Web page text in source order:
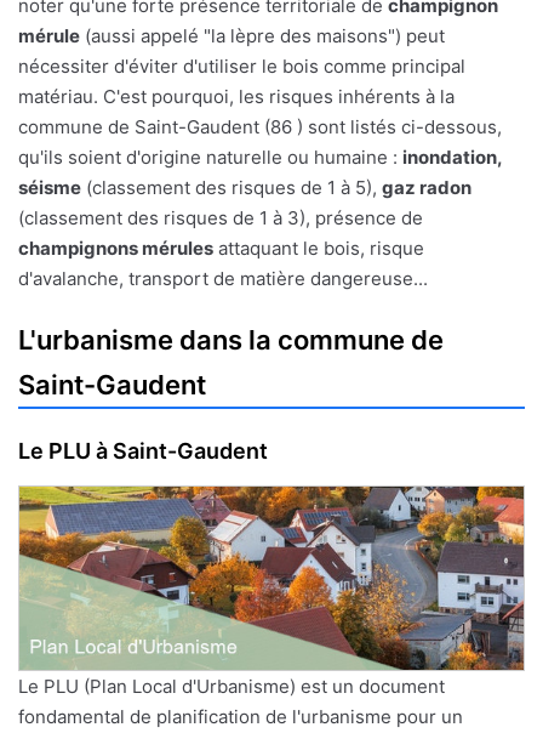
noter qu'une forte présence territoriale de champignon
mérule (aussi appelé "la lèpre des maisons") peut
nécessiter d'éviter d'utiliser le bois comme principal
matériau. C'est pourquoi, les risques inhérents à la
commune de Saint-Gaudent (86 ) sont listés ci-dessous,
qu'ils soient d'origine naturelle ou humaine : inondation,
séisme (classement des risques de 1 à 5), gaz radon
(classement des risques de 1 à 3), présence de
champignons mérules attaquant le bois, risque
d'avalanche, transport de matière dangereuse...
L'urbanisme dans la commune de
Saint-Gaudent
Le PLU à Saint-Gaudent
Le PLU (Plan Local d'Urbanisme) est un document
fondamental de planification de l'urbanisme pour un